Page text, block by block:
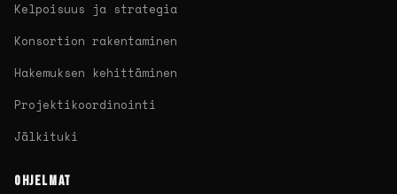
Kelpoisuus ja strategia
Konsortion rakentaminen
Hakemuksen kehittäminen
Projektikoordinointi
Jälkituki
OHJELMAT